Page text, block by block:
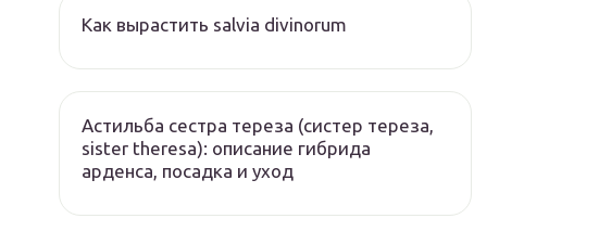
Как вырастить salvia divinorum
Астильба сестра тереза (систер тереза,
sister theresa): описание гибрида
арденса, посадка и уход